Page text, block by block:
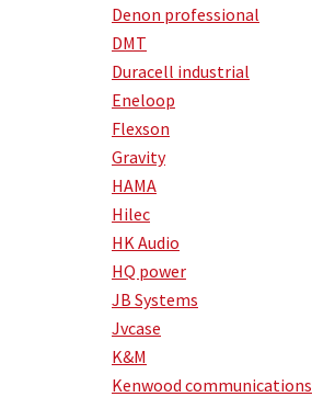
Denon professional
DMT
Duracell industrial
Eneloop
Flexson
Gravity
HAMA
Hilec
HK Audio
HQ power
JB Systems
Jvcase
K&M
Kenwood communications